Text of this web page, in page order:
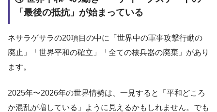
「最後の抵抗」が始まっている
ネサラゲサラの20項目の中に「世界中の軍事攻撃行動の
廃止」「世界平和の確立」「全ての核兵器の廃棄」があり
ます。
2025年〜2026年の世界情勢は、一見すると「平和どころ
か混乱が増している」ように見えるかもしれません。でも